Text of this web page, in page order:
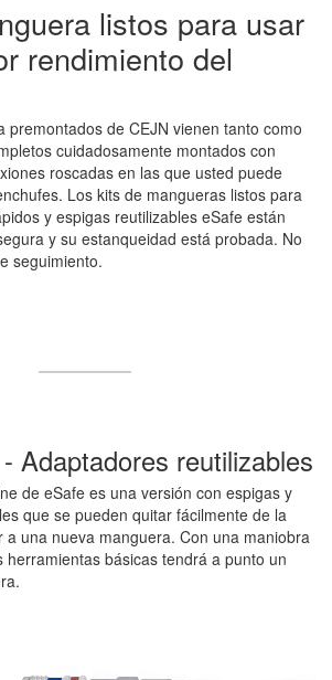
listos para usar
rendimiento del
premontados de CEJN vienen tanto como
cuidadosamente montados con
roscadas en las que usted puede
Los kits de mangueras listos para
y espigas reutilizables eSafe están
y su estanqueidad está probada. No
seguimiento.
Adaptadores reutilizables
de eSafe es una versión con espigas y
que se pueden quitar fácilmente de la
a una nueva manguera. Con una maniobra
herramientas básicas tendrá a punto un